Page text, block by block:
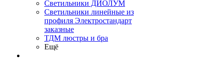
Светильники ДИОЛУМ
Светильники линейные из
профиля Электростандарт
заказные
ТДМ люстры и бра
Ещё